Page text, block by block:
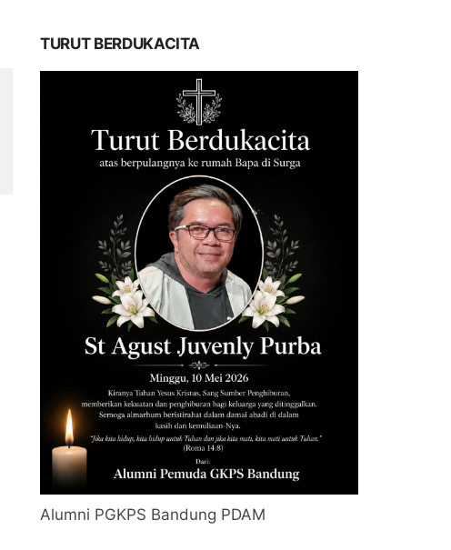
TURUT BERDUKACITA
Alumni PGKPS Bandung PDAM